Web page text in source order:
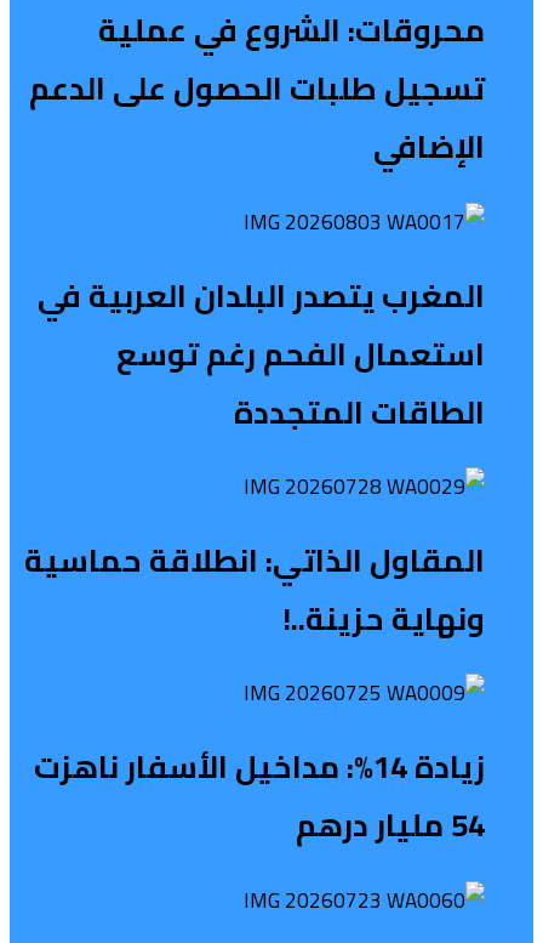
محروقات: الشروع في عملية
تسجيل طلبات الحصول على الدعم
الإضافي
المغرب يتصدر البلدان العربية في
استعمال الفحم رغم توسع
الطاقات المتجددة
المقاول الذاتي: انطلاقة حماسية
ونهاية حزينة..!
زيادة 14%: مداخيل الأسفار ناهزت
54 مليار درهم